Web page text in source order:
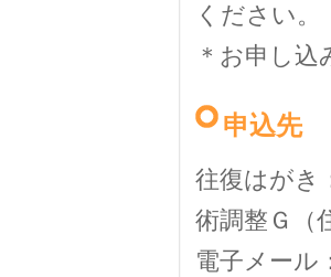
ください
＊お申し
申込先
往復はが
術調整Ｇ（
電子メール